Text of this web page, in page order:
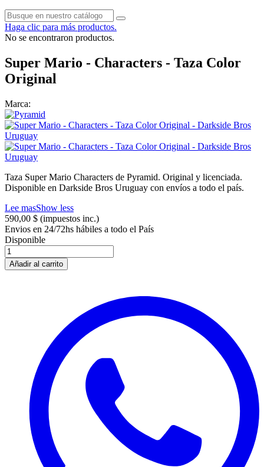
Haga clic para más productos.
No se encontraron productos.
Super Mario - Characters - Taza Color
Original
Marca:
Taza Super Mario Characters de Pyramid. Original y licenciada.
Disponible en Darkside Bros Uruguay con envíos a todo el país.
Lee masShow less
590,00 $ (impuestos inc.)
Envios en 24/72hs hábiles a todo el País
Disponible
Añadir al carrito